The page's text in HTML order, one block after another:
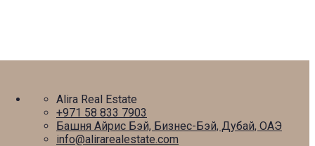
Alira Real Estate
+971 58 833 7903
Башня Айрис Бэй, Бизнес-Бэй, Дубай, ОАЭ
info@alirarealestate.com